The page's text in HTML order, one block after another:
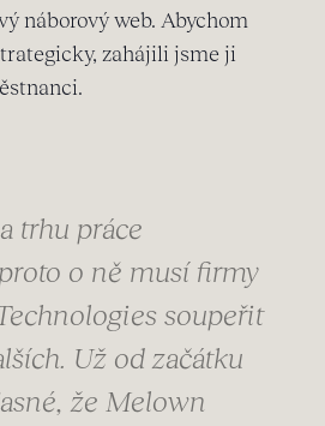
náborový web. Abychom
zahájili jsme ji
trhu práce
o ně musí firmy
soupeřit
Už od začátku
že Melown